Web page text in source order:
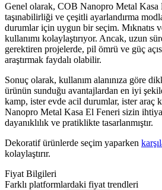
Genel olarak, COB Nanopro Metal
taşınabilirliği ve çeşitli ayarlandırma
durumlar için uygun bir seçim. Mıknatıs
kullanımı kolaylaştırıyor. Ancak, uzun
gerektiren projelerde, pil ömrü ve güç
araştırmak faydalı olabilir.
Sonuç olarak, kullanım alanınıza göre
ürünün sunduğu avantajlardan en iyi
kamp, ister evde acil durumlar, ister araç
Nanopro Metal Kasa El Feneri sizin
dayanıklılık ve pratiklikte tasarlanmıştır.
Dekoratif ürünlerde seçim yaparken
kolaylaştırır.
Fiyat Bilgileri
Farklı platformlardaki fiyat trendleri